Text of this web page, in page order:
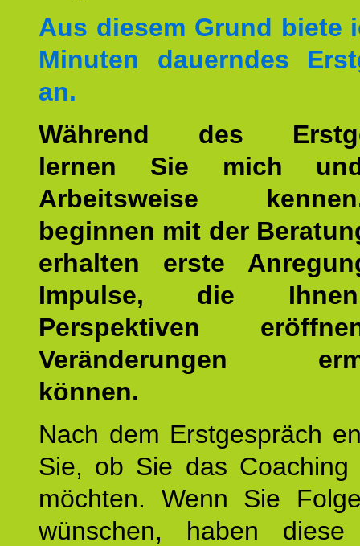
Aus diesem Grund biete
Minuten dauerndes
an.
Während des
lernen Sie mich
Arbeitsweise
beginnen mit der
erhalten erste
Impulse, die
Perspektiven
Veränderungen
können.
Nach dem Erstgespräch
Sie, ob Sie das Coaching
möchten. Wenn Sie
wünschen, haben diese